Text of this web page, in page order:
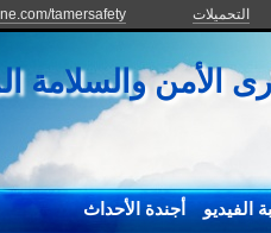
التحميلات tamersafety
الأمن والسلامة
الفيديو أجندة الأحداث